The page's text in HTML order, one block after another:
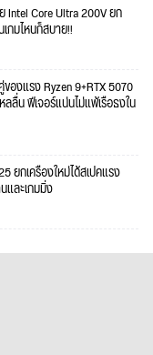
Intel Core Ultra 200V ยก
กมไหนก็สบาย!!
องแรง Ryzen 9+RTX 5070
ลลื่น ฟีเจอร์แน่นไม่แพ้เรือธงใน
ยกเครื่องใหม่ได้สเปคแรง
และเกมมิ่ง